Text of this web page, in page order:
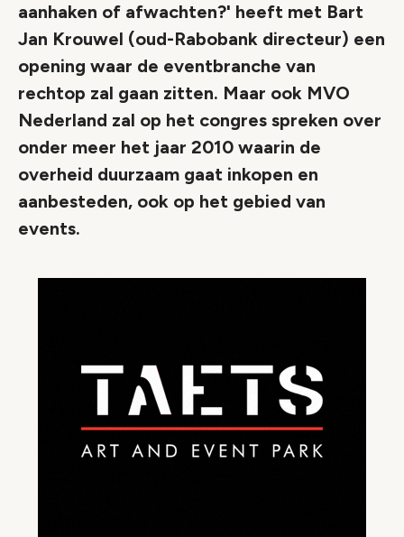
aanhaken of afwachten?' heeft met Bart
Jan Krouwel (oud-Rabobank directeur) een
opening waar de eventbranche van
rechtop zal gaan zitten. Maar ook MVO
Nederland zal op het congres spreken over
onder meer het jaar 2010 waarin de
overheid duurzaam gaat inkopen en
aanbesteden, ook op het gebied van
events.